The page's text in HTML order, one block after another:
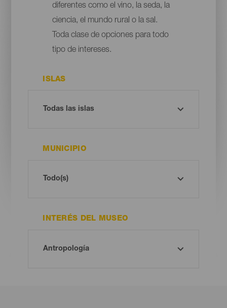
diferentes como el vino, la seda, la
ciencia, el mundo rural o la sal.
Toda clase de opciones para todo
tipo de intereses.
ISLAS
MUNICIPIO
INTERÉS DEL MUSEO